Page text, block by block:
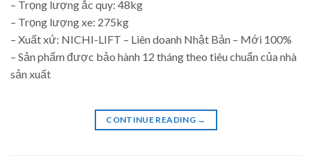
– Trọng lượng ắc quy: 48kg
– Trọng lượng xe: 275kg
– Xuất xứ: NICHI-LIFT – Liên doanh Nhật Bản – Mới 100%
– Sản phẩm được bảo hành 12 tháng theo tiêu chuẩn của nhà
sản xuất
CONTINUE READING →